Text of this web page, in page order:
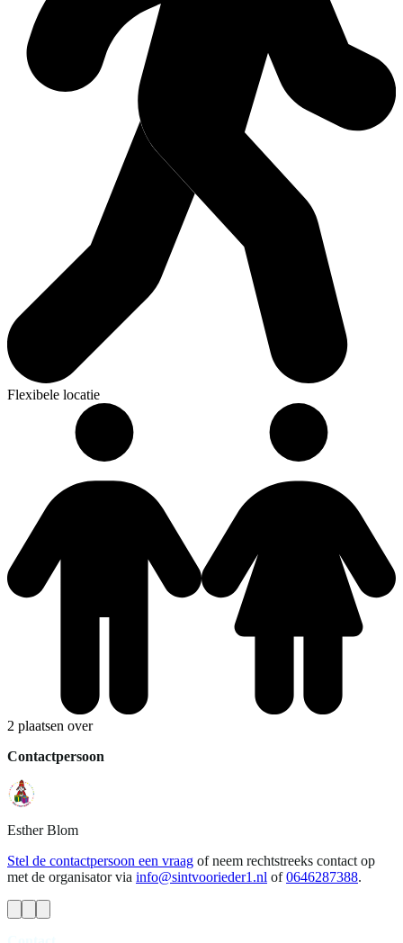
Flexibele locatie
2 plaatsen over
Contactpersoon
Esther Blom
Stel de contactpersoon een vraag of neem rechtstreeks contact op
met de organisator via info@sintvoorieder1.nl of 0646287388.